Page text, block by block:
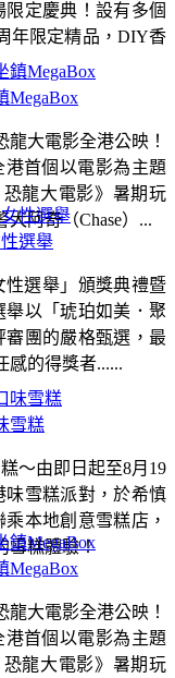
MegaBox
大電影全港公映！
港首個以電影為主題
恐龍大電影》暑期玩
阿奇（Chase）...
雪糕
～由即日起至8月19
味雪糕派對，於希慎
本地創意雪糕店，
雪糕體驗！
定慶典！設有多個
年限定精品，DIY香
選舉
性選舉」頒獎典禮暨
舉以「琥珀如美．聚
團的嚴格甄選，最
感的得獎者......
MegaBox
大電影全港公映！
港首個以電影為主題
恐龍大電影》暑期玩